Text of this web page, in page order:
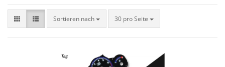
Sortieren nach 30 pro Seite